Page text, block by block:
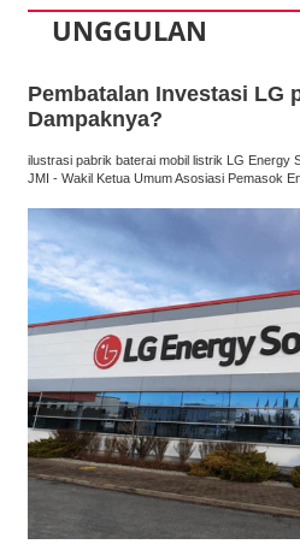
UNGGULAN
Pembatalan Investasi LG
Dampaknya?
ilustrasi pabrik baterai mobil listrik LG Energy
JMI - Wakil Ketua Umum Asosiasi Pemasok